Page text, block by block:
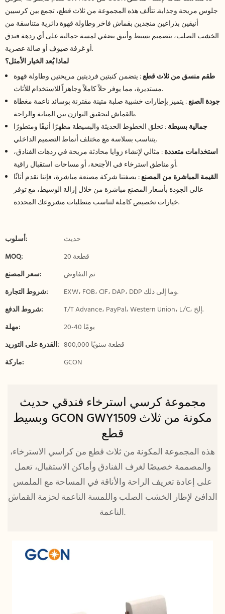
جلوس مريحة وجذابة. تتألف هذه المجموعة من ثلاث قطع، تجمع بين كرسيين
أنيقين بذراعين منجدين بقماش فاخر وطاولة قهوة دائرية متناسقة من
الخشب الصلب، بتصميم بسيط وأنيق يضفي لمسة جمالية على أي ردهة فندق
أو غرفة ضيوف أو صالة عصرية.
لماذا يُعد الخيار الأمثل؟
طقم منسق من ثلاث قطع: يتضمن كنبتين فرديتين مريحتين وطاولة قهوة
مستديرة، مما يوفر حلاً كاملاً وجاهزاً للاستخدام للأثاث.
جودة الصنع: يتميز بإطارات خشبية صلبة متينة مقترنة بوسائد ناعمة مغطاة
بالقماش لتحقيق التوازن بين المتانة والراحة.
جمالية بسيطة: تخلق الخطوط الحديثة والبسيطة مظهرًا أنيقًا ومتطورًا
يتناسب بسلاسة مع مختلف أنماط التصميم الداخلي.
استخدامات متعددة: مثالي لإنشاء زوايا محادثة مريحة في ردهات الفنادق،
أو مناطق استرخاء في الأجنحة، أو مساحات استقبال راقية.
القيمة المباشرة من المصنع: بصفتنا شركة مصنعة مباشرة، فإننا نقدم أثاثًا
عالي الجودة بأسعار المصنع مباشرة من خلال إزالة الوسيط، مع توفر
خيارات تخصيص كاملة لتناسب متطلبات مشروعك المحددة.
أسلوب:
حديث
MOQ:
20 قطعة
سعر المصنع:
تم التفاوض
شروط التجارة:
EXW، FOB، CIF، DAP، DDP وما إلى ذلك.
شروط الدفع:
T/T Advance، PayPal، Western Union، L/C، إلخ.
مهلة:
20-40 يومًا
القدرة على التوريد:
800,000 قطعة سنويًا
ماركة:
GCON
مجموعة كرسي استرخاء فندقي حديث
وبسيط GCON GWY1509 مكونة من ثلاث
قطع
هذه المجموعة المكونة من ثلاث قطع من كراسي الاسترخاء،
والمصممة خصيصًا لغرف الفنادق وأماكن الاستقبال، تعمل
على إعادة تعريف الراحة والأناقة في المساحة مع الملمس
الدافئ لإطار الخشب الصلب واللمسة الناعمة لحزمة القماش
الناعمة.